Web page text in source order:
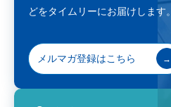
どをタイムリーにお届けします。
メルマガ登録はこちら